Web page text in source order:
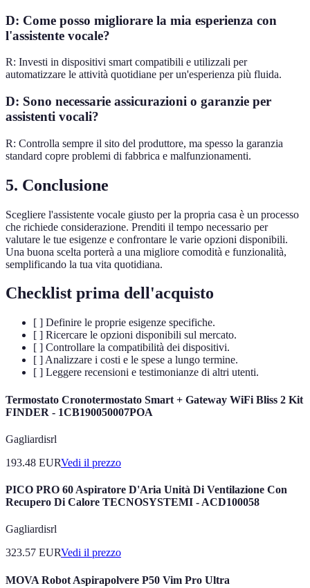
D: Come posso migliorare la mia esperienza con
l'assistente vocale?
R: Investi in dispositivi smart compatibili e utilizzali per
automatizzare le attività quotidiane per un'esperienza più fluida.
D: Sono necessarie assicurazioni o garanzie per
assistenti vocali?
R: Controlla sempre il sito del produttore, ma spesso la garanzia
standard copre problemi di fabbrica e malfunzionamenti.
5. Conclusione
Scegliere l'assistente vocale giusto per la propria casa è un processo
che richiede considerazione. Prenditi il tempo necessario per
valutare le tue esigenze e confrontare le varie opzioni disponibili.
Una buona scelta porterà a una migliore comodità e funzionalità,
semplificando la tua vita quotidiana.
Checklist prima dell'acquisto
[ ] Definire le proprie esigenze specifiche.
[ ] Ricercare le opzioni disponibili sul mercato.
[ ] Controllare la compatibilità dei dispositivi.
[ ] Analizzare i costi e le spese a lungo termine.
[ ] Leggere recensioni e testimonianze di altri utenti.
Termostato Cronotermostato Smart + Gateway WiFi Bliss 2 Kit
FINDER - 1CB190050007POA
Gagliardisrl
193.48 EURVedi il prezzo
PICO PRO 60 Aspiratore D'Aria Unità Di Ventilazione Con
Recupero Di Calore TECNOSYSTEMI - ACD100058
Gagliardisrl
323.57 EURVedi il prezzo
MOVA Robot Aspirapolvere P50 Vim Pro Ultra